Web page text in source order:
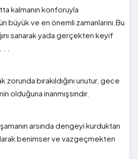
kalmanın konforuyla
büyük ve en önemli zamanlarını.Bu
sanarak yada gerçekten keyif
.
bırakıldığını unutur, gece
olduğuna inanmışsındır.
arsında dengeyi kurduktan
benimser ve vazgeçmekten